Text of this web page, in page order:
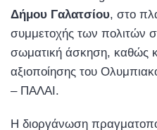
Δήμου Γαλατσίου, στο
συμμετοχής των πολιτών
σωματική άσκηση, καθώς
αξιοποίησης του
– ΠΑΛΑΙ.
Η διοργάνωση